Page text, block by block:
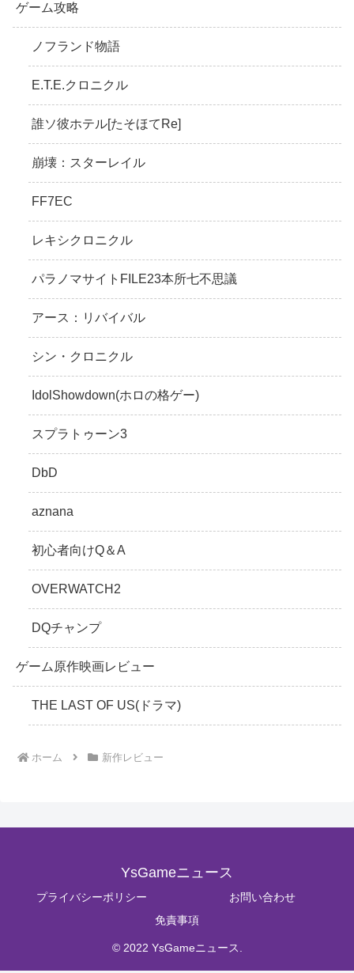
ゲーム攻略
ノフランド物語
E.T.E.クロニクル
誰ソ彼ホテル[たそほてRe]
崩壊：スターレイル
FF7EC
レキシクロニクル
パラノマサイトFILE23本所七不思議
アース：リバイバル
シン・クロニクル
IdolShowdown(ホロの格ゲー)
スプラトゥーン3
DbD
aznana
初心者向けQ＆A
OVERWATCH2
DQチャンプ
ゲーム原作映画レビュー
THE LAST OF US(ドラマ)
ホーム 新作レビュー
YsGameニュース
プライバシーポリシー
お問い合わせ
免責事項
© 2022 YsGameニュース.